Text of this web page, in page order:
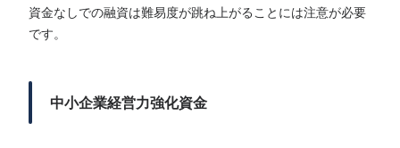
資金なしでの融資は難易度が跳ね上がることには注意が必要
です。
中小企業経営力強化資金